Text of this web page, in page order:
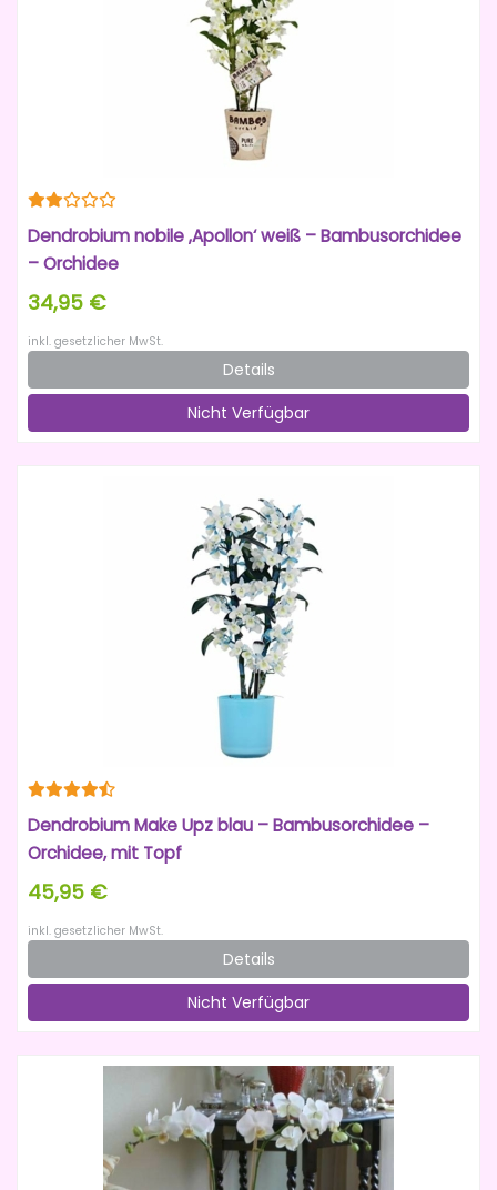
Dendrobium nobile ‚Apollon‘ weiß – Bambusorchidee
– Orchidee
34,95 €
inkl. gesetzlicher MwSt.
Details
Nicht Verfügbar
Dendrobium Make Upz blau – Bambusorchidee –
Orchidee, mit Topf
45,95 €
inkl. gesetzlicher MwSt.
Details
Nicht Verfügbar